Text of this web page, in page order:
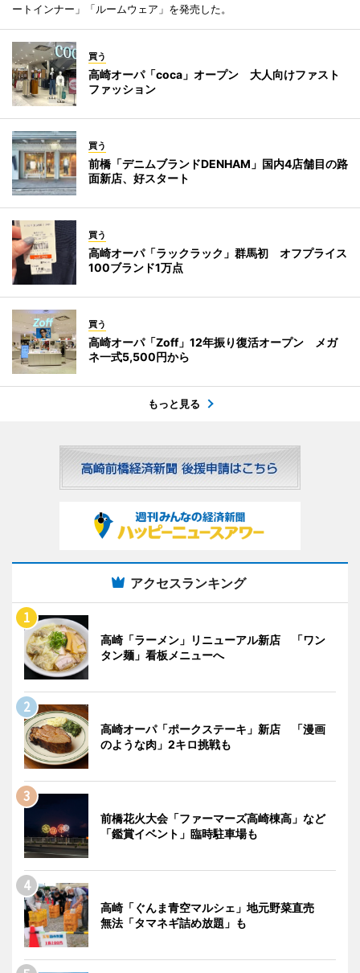
ートインナー」「ルームウェア」を発売した。
買う
高崎オーパ「coca」オープン 大人向けファスト
ファッション
買う
前橋「デニムブランドDENHAM」国内4店舗目の路
面新店、好スタート
買う
高崎オーパ「ラックラック」群馬初 オフプライス
100ブランド1万点
買う
高崎オーパ「Zoff」12年振り復活オープン メガ
ネ一式5,500円から
もっと見る
アクセスランキング
高崎「ラーメン」リニューアル新店 「ワン
タン麺」看板メニューへ
高崎オーパ「ポークステーキ」新店 「漫画
のような肉」2キロ挑戦も
前橋花火大会「ファーマーズ高崎棟高」など
「鑑賞イベント」臨時駐車場も
高崎「ぐんま青空マルシェ」地元野菜直売
無法「タマネギ詰め放題」も